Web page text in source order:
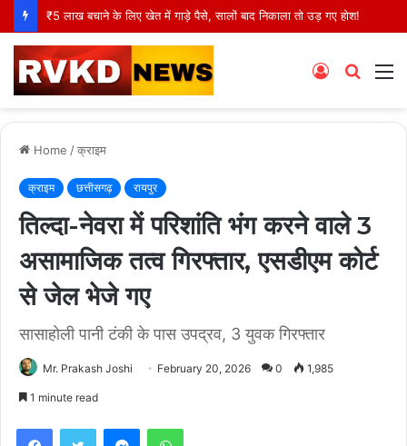
₹5 लाख बचाने के लिए खेत में गाड़े पैसे, सालों बाद निकाला तो उड़ गए होश!
Search
Log
Home /क्राइम
क्राइम छत्तीसगढ़ रायपुर
तिल्दा-नेवरा में परिशांति भंग करने वाले 3
असामाजिक तत्व गिरफ्तार, एसडीएम कोर्ट
से जेल भेजे गए
सासाहोली पानी टंकी के पास उपद्रव, 3 युवक गिरफ्तार
Mr. Prakash Joshi February 20, 2026 0 1,985
1 minute read
FacebookTwitter MessengerWhatsApp